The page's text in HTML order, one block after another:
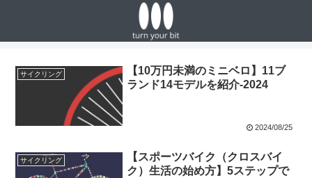
サイクリング
【10万円未満のミニベロ】11ブ
ランド14モデルを紹介-2024
2024/08/25
サイクリング
【スポーツバイク（クロスバイ
ク）生活の始め方】5ステップで